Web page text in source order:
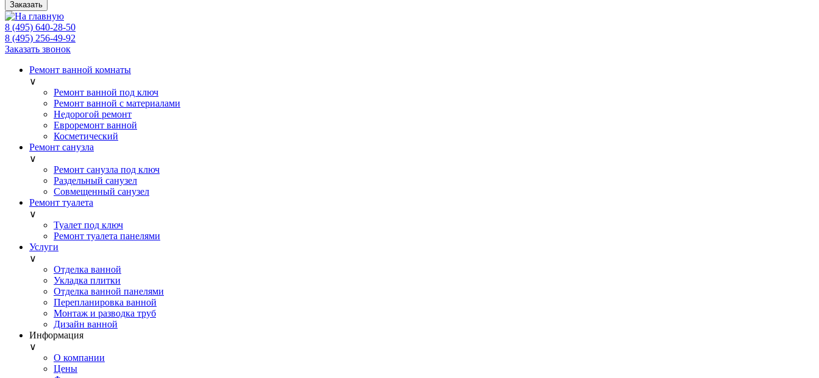
Заказать
8 (495) 640-28-50
8 (495) 256-49-92
Заказать звонок
Ремонт ванной комнаты
∨
Ремонт ванной под ключ
Ремонт ванной с материалами
Недорогой ремонт
Евроремонт ванной
Косметический
Ремонт санузла
∨
Ремонт санузла под ключ
Раздельный санузел
Совмещенный санузел
Ремонт туалета
∨
Туалет под ключ
Ремонт туалета панелями
Услуги
∨
Отделка ванной
Укладка плитки
Отделка ванной панелями
Перепланировка ванной
Монтаж и разводка труб
Дизайн ванной
Информация
∨
О компании
Цены